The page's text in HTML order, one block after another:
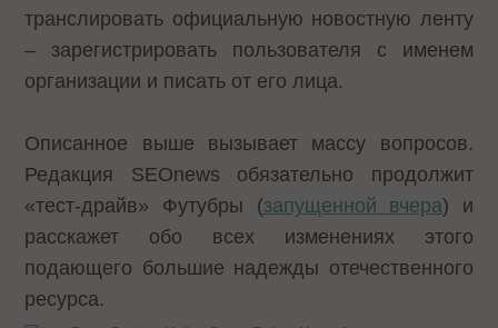
транслировать официальную новостную ленту
– зарегистрировать пользователя с именем
организации и писать от его лица.
Описанное выше вызывает массу вопросов.
Редакция SEOnews обязательно продолжит
«тест-драйв» Футубры (запущенной вчера) и
расскажет обо всех изменениях этого
подающего большие надежды отечественного
ресурса.